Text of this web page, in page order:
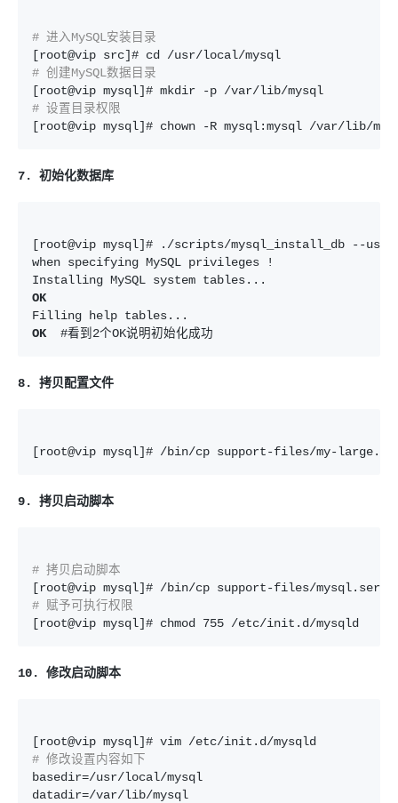
# 进入MySQL安装目录
# 创建MySQL数据目录
# 设置目录权限
[root@vip mysql]# chown -R mysql:mysql /var/lib/
7. 初始化数据库
[root@vip mysql]# ./scripts/mysql_install_db --
when specifying MySQL privileges !
OK
OK #看到2个OK说明初始化成功
8. 拷贝配置文件
[root@vip mysql]# /bin/cp support-files/my-
9. 拷贝启动脚本
# 拷贝启动脚本
# 赋予可执行权限
[root@vip mysql]# chmod 755 /etc/init.d/mysqld
10. 修改启动脚本
# 修改设置内容如下
basedir=/usr/local/mysql
datadir=/var/lib/mysql